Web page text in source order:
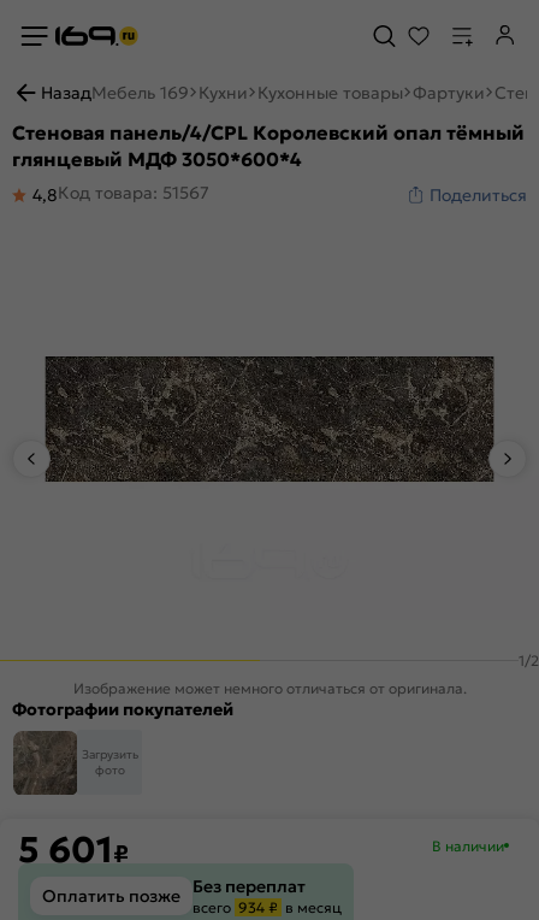
НазадМебель 169 Кухни Кухонные товары Фартуки
Стеновая панель/4/CPL Королевский опал тёмный
глянцевый МДФ 3050*600*4
4,8Код товара: 51567 Поделиться
1/2
Изображение может немного отличаться от оригинала.
Фотографии покупателей
Загрузить
фото
5 601₽ В наличии
Оплатить позже Без переплат
всего 934 ₽ в месяц